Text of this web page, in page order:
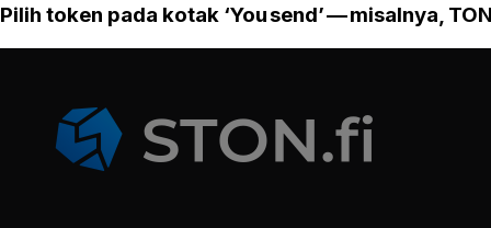
Pilih token pada kotak ‘You send’ — misalnya,